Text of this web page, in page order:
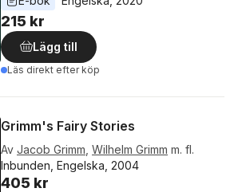
215 kr
Lägg till
Läs direkt efter köp
Grimm's Fairy Stories
Av Jacob Grimm Wilhelm Grimm m. fl.
Inbunden, Engelska, 2004
405 kr